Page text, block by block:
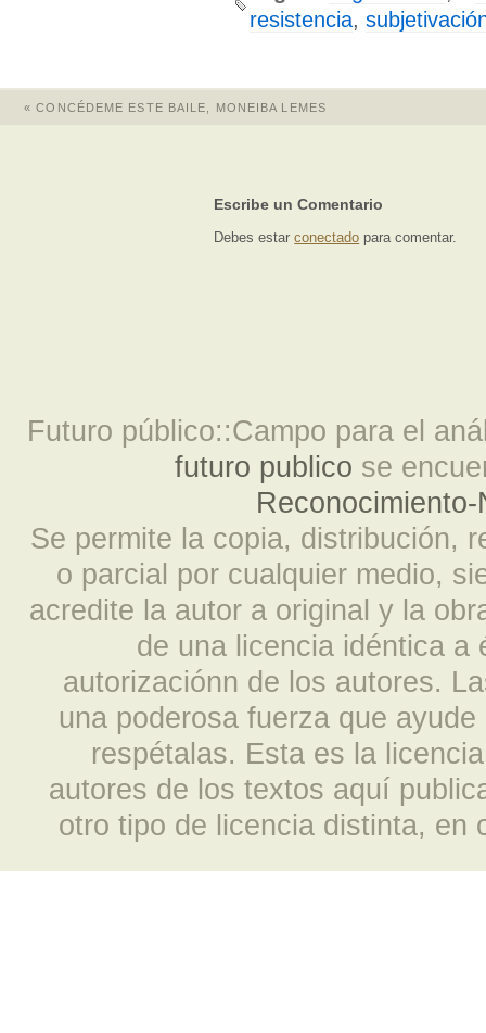
resistencia,
« CONCÉDEME ESTE BAILE, MONEIBA LEMES
Escribe un Comentario
Debes estarconectado para comentar.
Futuro público::Campo para el
futuro publico se
Se permite la copia, distribución,
o parcial por cualquier medio,
acredite la autor a original y la
de una licencia idéntica a
autorizaciónn de los autores.
una poderosa fuerza que
respétalas. Esta es la
autores de los textos aquí
otro tipo de licencia distinta, en